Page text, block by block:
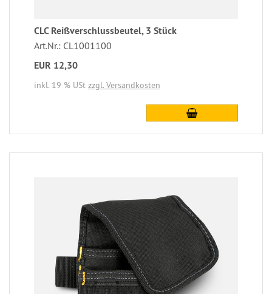
CLC Reißverschlussbeutel, 3 Stück
Art.Nr.: CL1001100
EUR 12,30
inkl. 19 % USt zzgl. Versandkosten